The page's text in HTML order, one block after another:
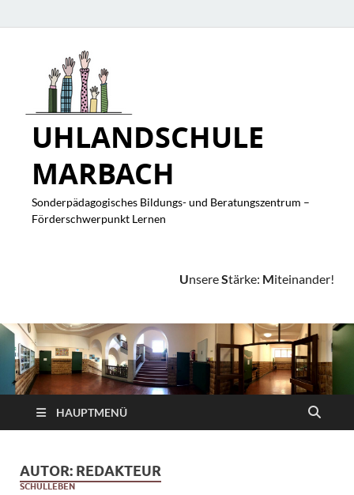
UHLANDSCHULE
MARBACH
Sonderpädagogisches Bildungs- und Beratungszentrum –
Förderschwerpunkt Lernen
UnsereStärke: Miteinander!
HAUPTMENÜ
AUTOR: REDAKTEUR
SCHULLEBEN